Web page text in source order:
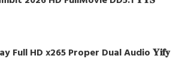
Full HD x265 Proper Dual Audio 𝐘𝐢𝐟𝐲